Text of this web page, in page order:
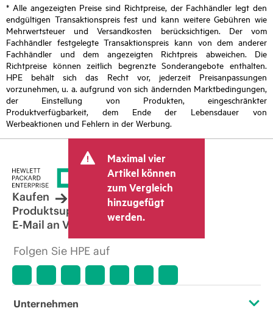
* Alle angezeigten Preise sind Richtpreise, der Fachhändler legt den
endgültigen Transaktionspreis fest und kann weitere Gebühren wie
Mehrwertsteuer und Versandkosten berücksichtigen. Der vom
Fachhändler festgelegte Transaktionspreis kann von dem anderer
Fachhändler und dem angezeigten Richtpreis abweichen. Die
Richtpreise können zeitlich begrenzte Sonderangebote enthalten.
HPE behält sich das Recht vor, jederzeit Preisanpassungen
vorzunehmen, u. a. aufgrund von sich ändernden Marktbedingungen,
der Einstellung von Produkten, eingeschränkter
Produktverfügbarkeit, dem Ende der Lebensdauer von
Werbeaktionen und Fehlern in der Werbung.
Maximal vier
Artikel können
zum Vergleich
hinzugefügt
werden.
Kaufen
Produktsupport
E-Mail an Vertrieb
Folgen Sie HPE auf
Unternehmen